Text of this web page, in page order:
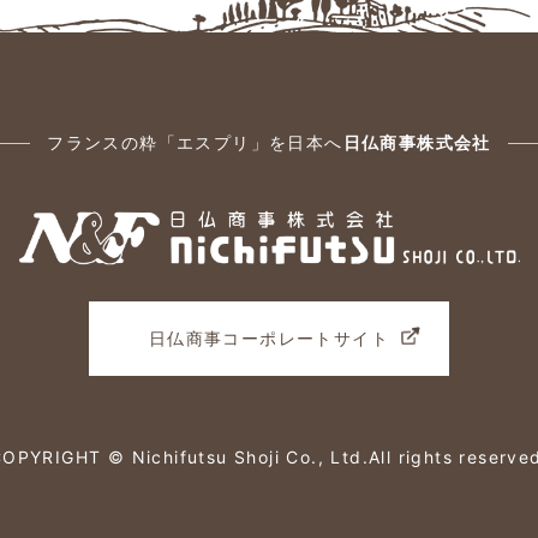
フランスの粋「エスプリ」を日本へ 日仏商事株式会社
日仏商事コーポレートサイト
© Nichifutsu Shoji Co., Ltd.All rights